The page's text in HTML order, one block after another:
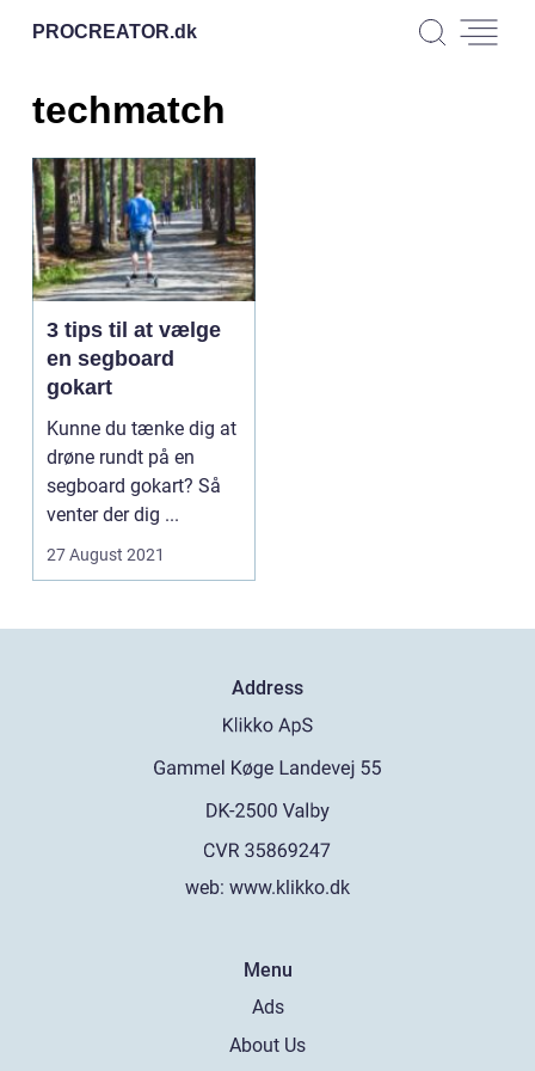
PROCREATOR.dk
techmatch
3 tips til at vælge
en segboard
gokart
Kunne du tænke dig at
drøne rundt på en
segboard gokart? Så
venter der dig ...
27 August 2021
Address
web: www.klikko.dk
Menu
Ads
About Us